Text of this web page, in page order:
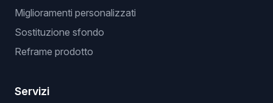
Miglioramenti personalizzati
Sostituzione sfondo
Reframe prodotto
Servizi